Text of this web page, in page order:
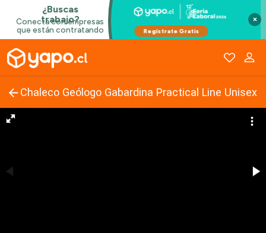
×
Chaleco Geólogo Gabardina Practical Line Unisex